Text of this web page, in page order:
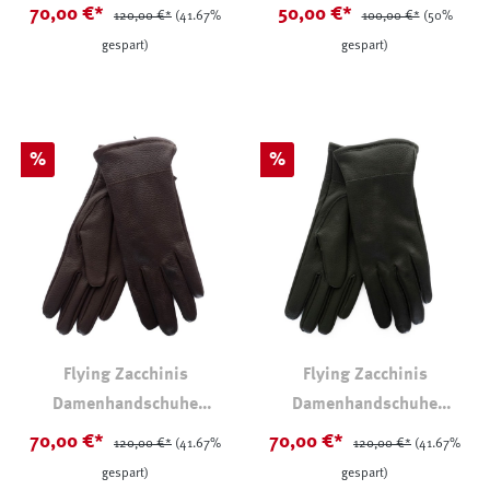
70,00 €* 120,00 €* (41.67%
gespart)
50,00 €* 100,00 €* (50%
gespart)
Rabatt
%
Flying Zacchinis
Damenhandschuhe
70,00 €* 120,00 €* (41.67%
gespart)
Rabatt
%
Flying Zacchinis
Damenhandschuhe
70,00 €* 120,00 €* (41.67%
gespart)